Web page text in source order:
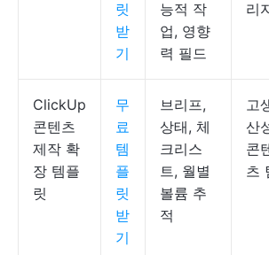
릿
받
기
능적 작
업, 영향
력 필드
리
ClickUp
콘텐츠
제작 확
장 템플
릿
무
료
템
플
릿
받
기
브리프,
상태, 체
크리스
트, 월별
볼륨 추
적
고
산
콘
츠